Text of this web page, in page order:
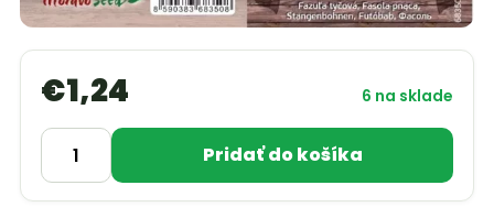
€1,24 6 na sklade
Pridať do košíka